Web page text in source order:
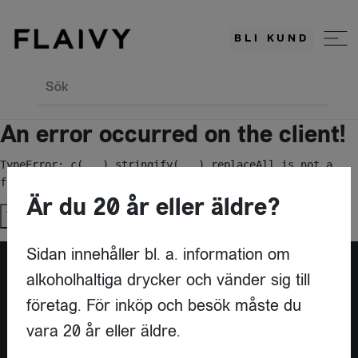
BLI KUND
Sök
An error occurred on the client!
TypeError: c(...).stringify(...).replaceAll is not a
function
Try again
Är du leverantör?
Är du 20 år eller äldre?
Sidan innehåller bl. a. information om
alkoholhaltiga drycker och vänder sig till
företag. För inköp och besök måste du
vara 20 år eller äldre.